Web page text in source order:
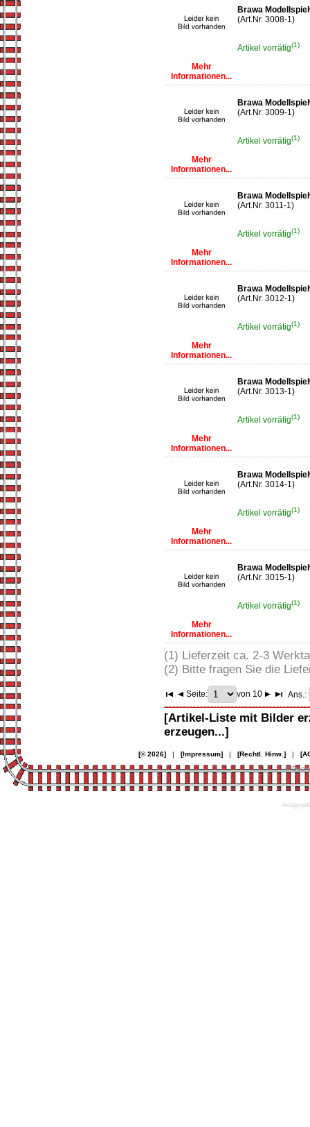
Mehr
Informationen...
Brawa
(Art.Nr. 3008-1)
Artikel vorrätig(1)
Mehr
Informationen...
Brawa
(Art.Nr. 3009-1)
Artikel vorrätig(1)
Mehr
Informationen...
Brawa
(Art.Nr. 3011-1)
Artikel vorrätig(1)
Mehr
Informationen...
Brawa
(Art.Nr. 3012-1)
Artikel vorrätig(1)
Mehr
Informationen...
Brawa
(Art.Nr. 3013-1)
Artikel vorrätig(1)
Mehr
Informationen...
Brawa
(Art.Nr. 3014-1)
Artikel vorrätig(1)
Mehr
Informationen...
Brawa
(Art.Nr. 3015-1)
Artikel vorrätig(1)
(1) Lieferzeit ca. 2-3
(2) Bitte fragen Sie die
Seite: von 10 Ans.:
[Artikel-Liste mit Bilder
erzeugen...]
[© 2026]| [Impressum]| [Rechtl. Hinw.]|
©